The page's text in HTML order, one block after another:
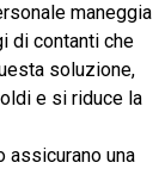
maneggia
di contanti che
soluzione,
e si riduce la
assicurano una